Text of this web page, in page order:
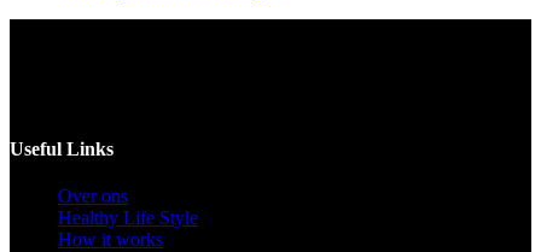
Useful Links
Over ons
Healthy Life Style
How it works